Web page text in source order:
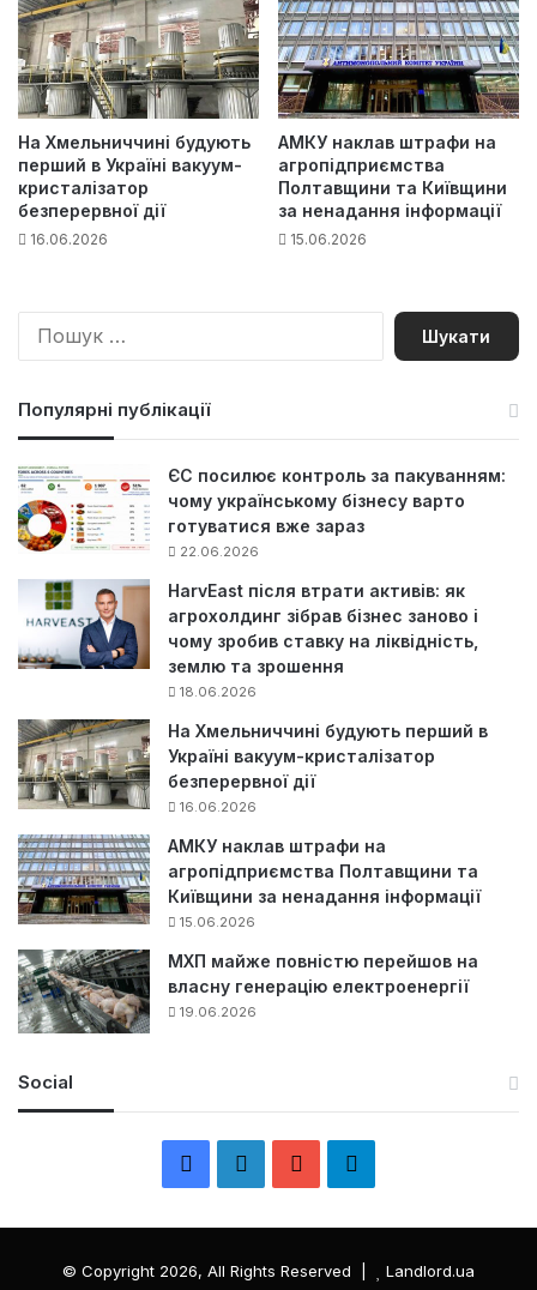
На Хмельниччині будують
перший в Україні вакуум-
кристалізатор
безперервної дії
16.06.2026
АМКУ наклав штрафи на
агропідприємства
Полтавщини та Київщини
за ненадання інформації
15.06.2026
П
Популярні публікації
ЄС посилює контроль за пакуванням:
чому українському бізнесу варто
готуватися вже зараз
22.06.2026
HarvEast після втрати активів: як
агрохолдинг зібрав бізнес заново і
чому зробив ставку на ліквідність,
землю та зрошення
18.06.2026
На Хмельниччині будують перший в
Україні вакуум-кристалізатор
безперервної дії
16.06.2026
АМКУ наклав штрафи на
агропідприємства Полтавщини та
Київщини за ненадання інформації
15.06.2026
МХП майже повністю перейшов на
власну генерацію електроенергії
19.06.2026
Social
л
© Copyright 2026, All Rights Reserved | Landlord.ua